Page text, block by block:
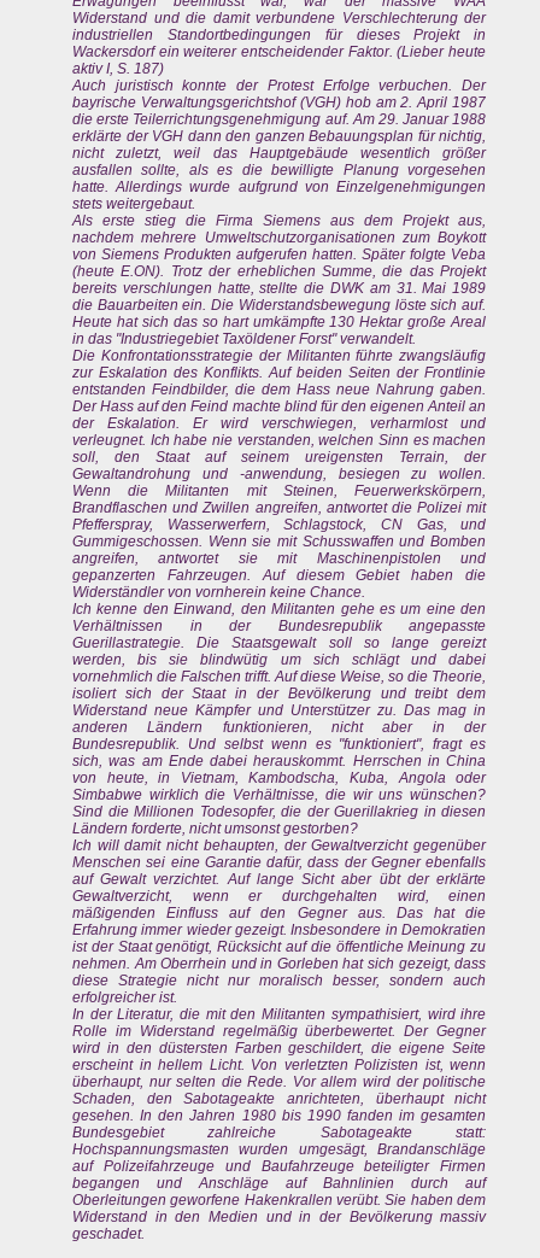
Widerstand und die damit verbundene Verschlechterung der
industriellen Standortbedingungen für dieses Projekt in
Wackersdorf ein weiterer entscheidender Faktor. (Lieber heute
aktiv I, S. 187)
Auch juristisch konnte der Protest Erfolge verbuchen. Der
bayrische Verwaltungsgerichtshof (VGH) hob am 2. April 1987
die erste Teilerrichtungsgenehmigung auf. Am 29. Januar 1988
erklärte der VGH dann den ganzen Bebauungsplan für nichtig,
nicht zuletzt, weil das Hauptgebäude wesentlich größer
ausfallen sollte, als es die bewilligte Planung vorgesehen
hatte. Allerdings wurde aufgrund von Einzelgenehmigungen
stets weitergebaut.
Als erste stieg die Firma Siemens aus dem Projekt aus,
nachdem mehrere Umweltschutzorganisationen zum Boykott
von Siemens Produkten aufgerufen hatten. Später folgte Veba
(heute E.ON). Trotz der erheblichen Summe, die das Projekt
bereits verschlungen hatte, stellte die DWK am 31. Mai 1989
die Bauarbeiten ein. Die Widerstandsbewegung löste sich auf.
Heute hat sich das so hart umkämpfte 130 Hektar große Areal
in das "Industriegebiet Taxöldener Forst" verwandelt.
Die Konfrontationsstrategie der Militanten führte zwangsläufig
zur Eskalation des Konflikts. Auf beiden Seiten der Frontlinie
entstanden Feindbilder, die dem Hass neue Nahrung gaben.
Der Hass auf den Feind machte blind für den eigenen Anteil an
der Eskalation. Er wird verschwiegen, verharmlost und
verleugnet. Ich habe nie verstanden, welchen Sinn es machen
soll, den Staat auf seinem ureigensten Terrain, der
Gewaltandrohung und -anwendung, besiegen zu wollen.
Wenn die Militanten mit Steinen, Feuerwerkskörpern,
Brandflaschen und Zwillen angreifen, antwortet die Polizei mit
Pfefferspray, Wasserwerfern, Schlagstock, CN Gas, und
Gummigeschossen. Wenn sie mit Schusswaffen und Bomben
angreifen, antwortet sie mit Maschinenpistolen und
gepanzerten Fahrzeugen. Auf diesem Gebiet haben die
Widerständler von vornherein keine Chance.
Ich kenne den Einwand, den Militanten gehe es um eine den
Verhältnissen in der Bundesrepublik angepasste
Guerillastrategie. Die Staatsgewalt soll so lange gereizt
werden, bis sie blindwütig um sich schlägt und dabei
vornehmlich die Falschen trifft. Auf diese Weise, so die Theorie,
isoliert sich der Staat in der Bevölkerung und treibt dem
Widerstand neue Kämpfer und Unterstützer zu. Das mag in
anderen Ländern funktionieren, nicht aber in der
Bundesrepublik. Und selbst wenn es "funktioniert", fragt es
sich, was am Ende dabei herauskommt. Herrschen in China
von heute, in Vietnam, Kambodscha, Kuba, Angola oder
Simbabwe wirklich die Verhältnisse, die wir uns wünschen?
Sind die Millionen Todesopfer, die der Guerillakrieg in diesen
Ländern forderte, nicht umsonst gestorben?
Ich will damit nicht behaupten, der Gewaltverzicht gegenüber
Menschen sei eine Garantie dafür, dass der Gegner ebenfalls
auf Gewalt verzichtet. Auf lange Sicht aber übt der erklärte
Gewaltverzicht, wenn er durchgehalten wird, einen
mäßigenden Einfluss auf den Gegner aus. Das hat die
Erfahrung immer wieder gezeigt. Insbesondere in Demokratien
ist der Staat genötigt, Rücksicht auf die öffentliche Meinung zu
nehmen. Am Oberrhein und in Gorleben hat sich gezeigt, dass
diese Strategie nicht nur moralisch besser, sondern auch
erfolgreicher ist.
In der Literatur, die mit den Militanten sympathisiert, wird ihre
Rolle im Widerstand regelmäßig überbewertet. Der Gegner
wird in den düstersten Farben geschildert, die eigene Seite
erscheint in hellem Licht. Von verletzten Polizisten ist, wenn
überhaupt, nur selten die Rede. Vor allem wird der politische
Schaden, den Sabotageakte anrichteten, überhaupt nicht
gesehen. In den Jahren 1980 bis 1990 fanden im gesamten
Bundesgebiet zahlreiche Sabotageakte statt:
Hochspannungsmasten wurden umgesägt, Brandanschläge
auf Polizeifahrzeuge und Baufahrzeuge beteiligter Firmen
begangen und Anschläge auf Bahnlinien durch auf
Oberleitungen geworfene Hakenkrallen verübt. Sie haben dem
Widerstand in den Medien und in der Bevölkerung massiv
geschadet.